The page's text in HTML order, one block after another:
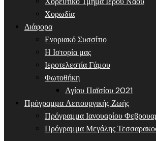
Χορωδία
Διάφορα
Ενοριακό Συσσίτιο
Η Ιστορία μας
Ιεροτελεστία Γάμου
Φωτοθήκη
Αγίου Παϊσίου 2021
Πρόγραμμα Λειτουργικής Ζωής
Πρόγραμμα Ιανουαρίου
Πρόγραμμα Μεγάλης